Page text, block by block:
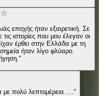
εποχής ήταν εξαιρετική. Σε
ιστορίες που μου έλεγαν οι
έρθει στην Ελλάδα με τη
ήταν λίγο φλύαρο.
με πολύ λεπτομέρεια ...."